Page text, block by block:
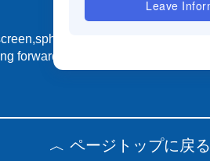
COB LEDスクリーン
led display, Led
forward to your cooperation.
︿ ページトップに戻る